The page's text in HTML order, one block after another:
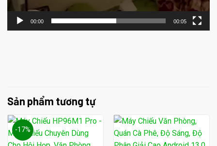
00:00 00:05
Sản phẩm tương tự
-17%